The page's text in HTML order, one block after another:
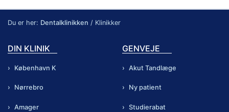
Du er her: Dentalklinikken / Klinikker
DIN KLINIK
København K
Nørrebro
Amager
GENVEJE
Akut Tandlæge
Ny patient
Studierabat